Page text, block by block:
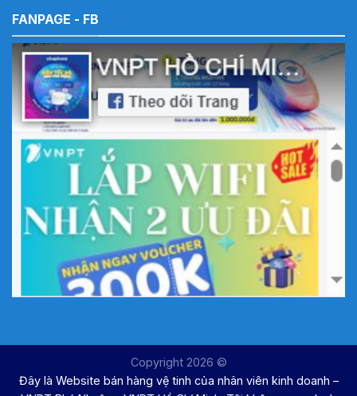
FANPAGE - FB
Copyright 2026 ©
Đây là Website bán hàng vệ tinh của nhân viên kinh doanh –